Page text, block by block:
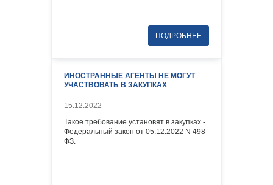
ИНОСТРАННЫЕ АГЕНТЫ НЕ МОГУТ
УЧАСТВОВАТЬ В ЗАКУПКАХ
15.12.2022
Такое требование установят в закупках -
Федеральный закон от 05.12.2022 N 498-
ФЗ.